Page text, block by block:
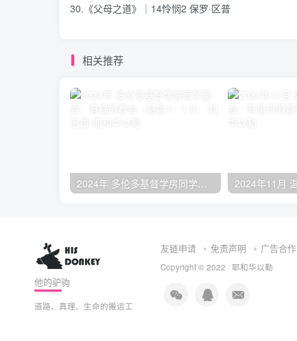
30.《父母之道》｜14怜悯2 保罗·区普
相关推荐
他的驴驹
道路、真理、生命的搬运工
友链申请 免责声明 广告合作
Copyright © 2022 · 耶和华以勒